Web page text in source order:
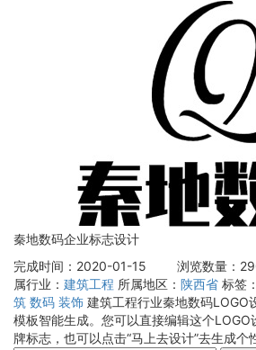
秦地数码企业标志设计
完成时间：2020-01-15
浏览数量：
属行业： 建筑工程 所属地区： 陕西省 标签：
筑 数码 装饰 建筑工程行业秦地数码LOGO
模板智能生成。您可以直接编辑这个LOGO
牌标志，也可以点击“马上去设计”去生成个